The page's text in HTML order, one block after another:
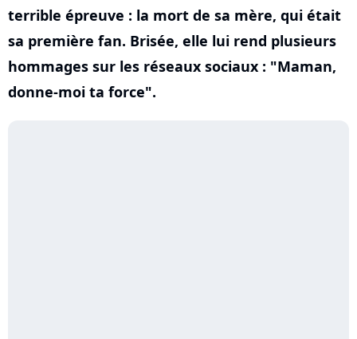
terrible épreuve : la mort de sa mère, qui était
sa première fan. Brisée, elle lui rend plusieurs
hommages sur les réseaux sociaux : "Maman,
donne-moi ta force".